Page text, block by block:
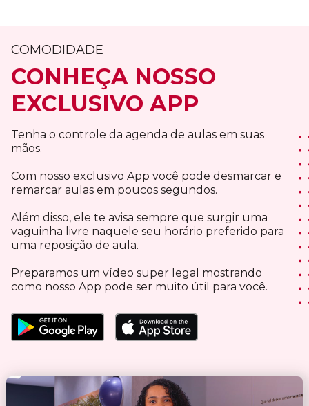
COMODIDADE
CONHEÇA NOSSO
EXCLUSIVO APP
Tenha o controle da agenda de aulas em suas
mãos.
Com nosso exclusivo App você pode desmarcar e
remarcar aulas em poucos segundos.
Além disso, ele te avisa sempre que surgir uma
vaguinha livre naquele seu horário preferido para
uma reposição de aula.
Preparamos um vídeo super legal mostrando
como nosso App pode ser muito útil para você.